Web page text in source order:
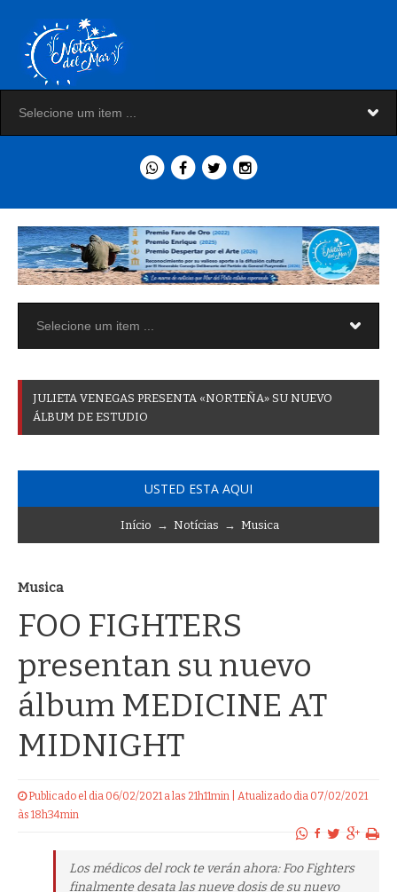
JULIETA VENEGAS PRESENTA «NORTEÑA» SU NUEVO
ÁLBUM DE ESTUDIO
USTED ESTA AQUI
Início → Notícias → Musica
Musica
FOO FIGHTERS
presentan su nuevo
álbum MEDICINE AT
MIDNIGHT
Publicado el dia 06/02/2021 a las 21h11min | Atualizado dia 07/02/2021
às 18h34min
Los médicos del rock te verán ahora: Foo Fighters
finalmente desata las nueve dosis de su nuevo